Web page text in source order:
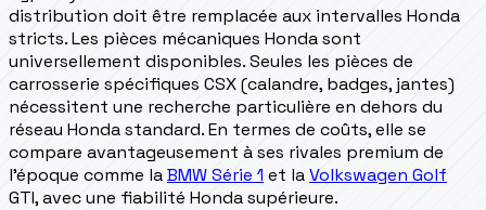
distribution doit être remplacée aux intervalles Honda
stricts. Les pièces mécaniques Honda sont
universellement disponibles. Seules les pièces de
carrosserie spécifiques CSX (calandre, badges, jantes)
nécessitent une recherche particulière en dehors du
réseau Honda standard. En termes de coûts, elle se
compare avantageusement à ses rivales premium de
l'époque comme laBMW Série 1 et laVolkswagen Golf
GTI, avec une fiabilité Honda supérieure.